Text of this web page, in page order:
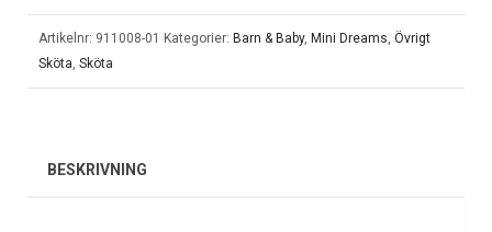
Artikelnr: 911008-01 Kategorier: Barn & Baby, Mini Dreams, Övrigt
Sköta, Sköta
BESKRIVNING